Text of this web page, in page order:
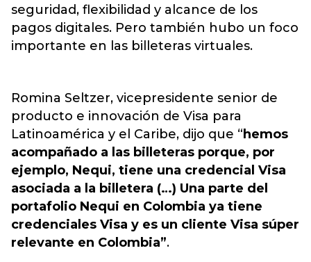
seguridad, flexibilidad y alcance de los
pagos digitales. Pero también hubo un foco
importante en las billeteras virtuales.
Romina Seltzer, vicepresidente senior de
producto e innovación de Visa para
Latinoamérica y el Caribe, dijo que “hemos
acompañado a las billeteras porque, por
ejemplo, Nequi, tiene una credencial Visa
asociada a la billetera (…) Una parte del
portafolio Nequi en Colombia ya tiene
credenciales Visa y es un cliente Visa súper
relevante en Colombia”.